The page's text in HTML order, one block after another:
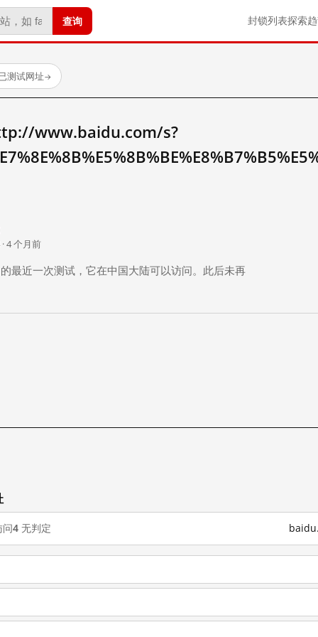
查询 封锁列表探索
测试网址→
www.baidu.com/s?
4 个月前
最近一次测试，它在中国大陆可以访问。此后未再
问4 无判定